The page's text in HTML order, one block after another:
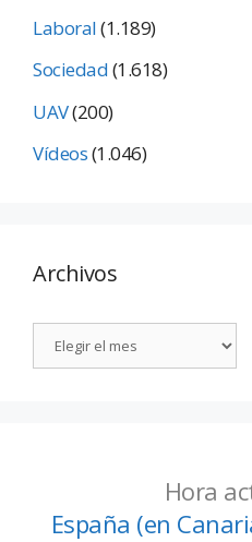
Laboral(1.189)
Sociedad(1.618)
UAV(200)
Vídeos(1.046)
Archivos
Hora
España (en